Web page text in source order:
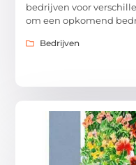
bedrijven voor
om een opkomend
Bedrijven